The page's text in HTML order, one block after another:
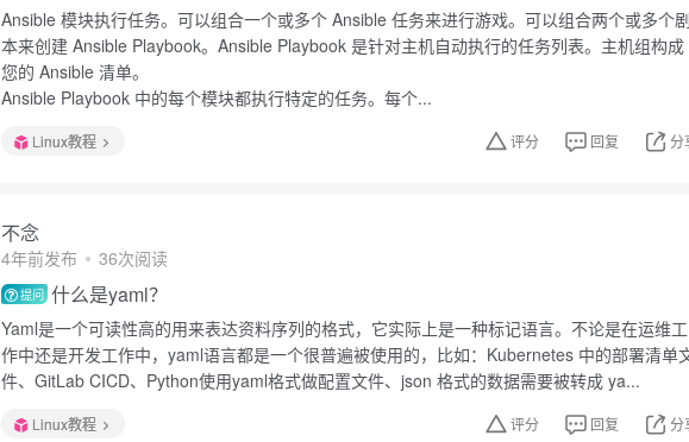
Ansible 模块执行任务。可以组合一个或多个 Ansible 任务来进行游戏。可以组合两个或多个
本来创建 Ansible Playbook。Ansible Playbook 是针对主机自动执行的任务列表。主机组构成
您的 Ansible 清单。
Ansible Playbook 中的每个模块都执行特定的任务。每个...
Linux教程 评分 回复 分
不念
4年前发布 36次阅读
提问 什么是yaml？
Yaml是一个可读性高的用来表达资料序列的格式，它实际上是一种标记语言。不论是在运维工
作中还是开发工作中，yaml语言都是一个很普遍被使用的，比如：Kubernetes 中的部署清单
件、GitLab CICD、Python使用yaml格式做配置文件、json 格式的数据需要被转成 ya...
Linux教程 评分 回复 分